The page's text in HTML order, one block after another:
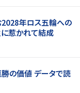
2028年ロス五輪への
惹かれて結成
勝の価値 データで読